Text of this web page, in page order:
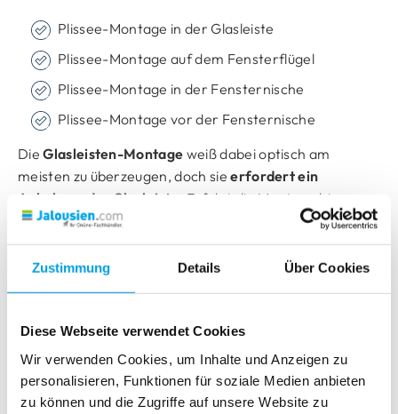
Zustimmung Details Über Cookies
Diese Webseite verwendet Cookies
Wir verwenden Cookies, um Inhalte und Anzeigen zu
personalisieren, Funktionen für soziale Medien anbieten
zu können und die Zugriffe auf unsere Website zu
VS1
VS2
VS2 mit Klebeleiste
VS5/VS6/VS8
VS9/VS10
VS2 mit Klebeplatte
Plissee-Montage in der Glasleiste
Plissee-Montage auf dem Fensterflügel
Plissee-Montage in der Fensternische
Plissee-Montage vor der Fensternische
DieGlasleisten-Montage weiß dabei optisch am
meisten zu überzeugen, doch sieerfordert ein
Anbohren der Glasleiste
. Erfolgt die Montage hingegen
auf dem Fensterflügel,
können Klemmträger
verwendet werden, wodurch auf das Bohren verzichtet
werden kann. Bei Montagevor dem Fensterflügel
deckt das Plissee die gesamte Fensternische ab, sodass
Raum dringt. WelcheMontageart für Ihr
Plisseeletztendlich die richtige ist, hängt von
individuellen Ansprüchen und Bedürfnissen ab. Ein
kleinerÜberblick: